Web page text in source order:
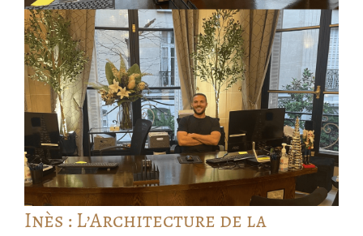
Contact
News
Inès : L’Architecture de la